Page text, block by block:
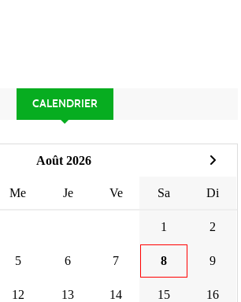
CALENDRIER
Août 2026
Me Je Ve Sa Di
1 2
5 6 7 8 9
12 13 14 15 16